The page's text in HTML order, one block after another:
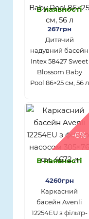
В наявності
267грн
Дитячий
надувний басейн
Intex 58427 Sweet
Blossom Baby
Pool 86×25 см, 56 л
-6%
В наявності
4260грн
Каркасний
басейн Avenli
12254EU з фільтр-